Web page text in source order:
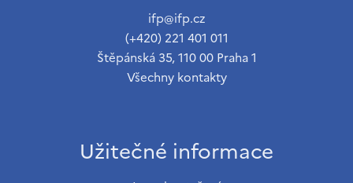
ifp@ifp.cz
(+420) 221 401 011
Štěpánská 35, 110 00 Praha 1
Všechny kontakty
Užitečné informace